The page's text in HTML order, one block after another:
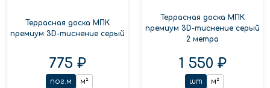
Террасная доска МПК
премиум 3D-тиснение серый
775 ₽
пог.м м²
Террасная доска МПК
премиум 3D-тиснение серый
2 метра
1 550 ₽
шт м²